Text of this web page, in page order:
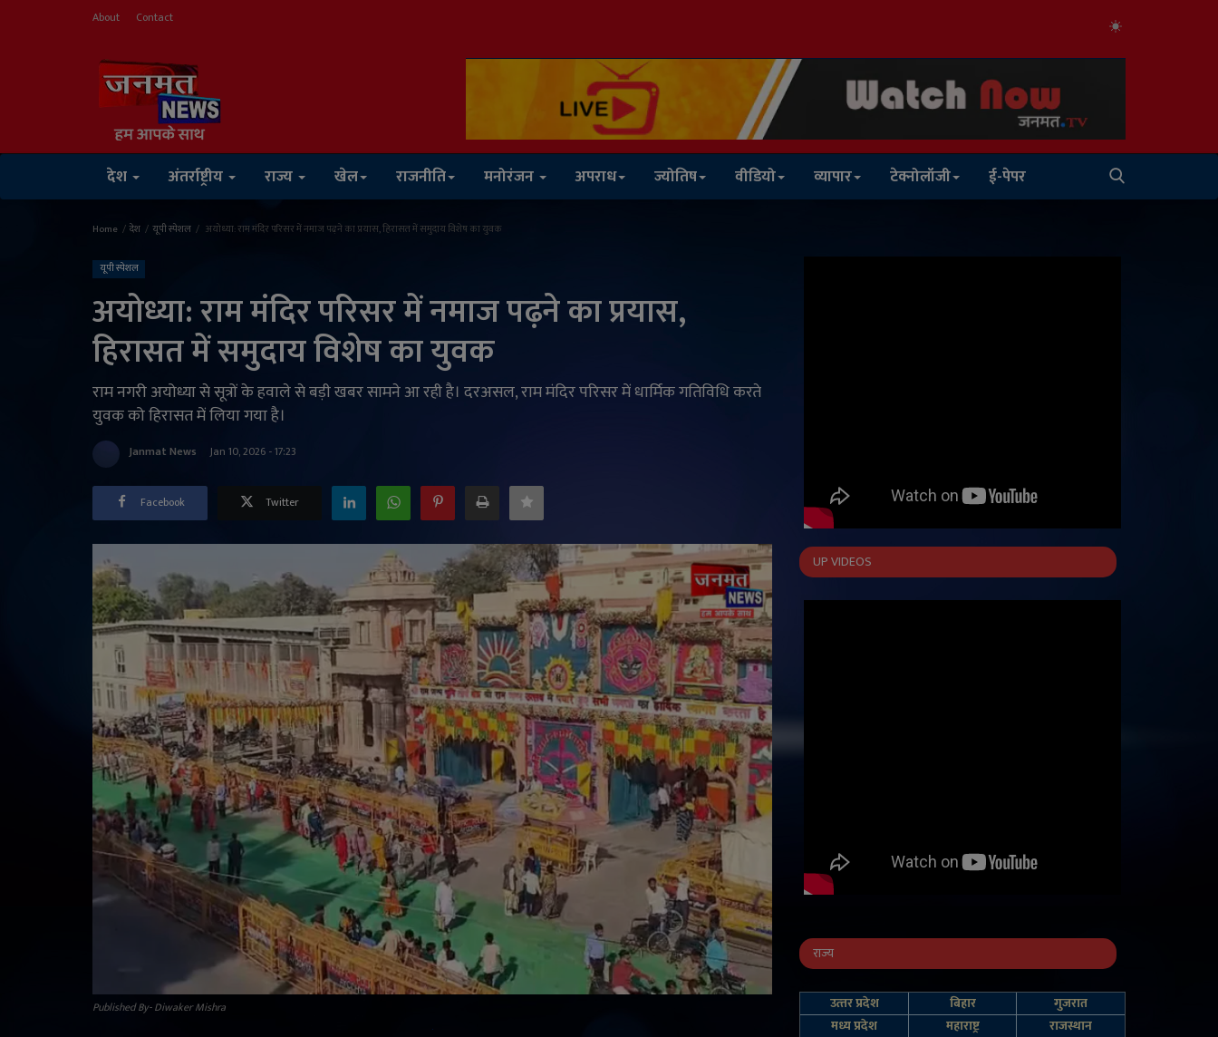
About Contact
देश अंतर्राष्ट्रीय राज्य खेल राजनीति मनोरंजन अपराध ज्योतिष वीडियो व्यापार टेक्नोलॉजी ई-पेपर
Home देश यूपी स्पेशल अयोध्या: राम मंदिर परिसर में नमाज पढ़ने का प्रयास, हिरासत में समुदाय विशेष का युवक
यूपी स्पेशल
अयोध्या: राम मंदिर परिसर में नमाज पढ़ने का प्रयास,
हिरासत में समुदाय विशेष का युवक
राम नगरी अयोध्या से सूत्रों के हवाले से बड़ी खबर सामने आ रही है। दरअसल, राम मंदिर परिसर में धार्मिक गतिविधि करते
युवक को हिरासत में लिया गया है।
Janmat News Jan 10, 2026 - 17:23
Facebook Twitter
Published By- Diwaker Mishra
UP VIDEOS
राज्य
उत्‍तर प्रदेश बिहार
गुजरात
मध्य प्रदेश
महाराष्ट्र
राजस्थान